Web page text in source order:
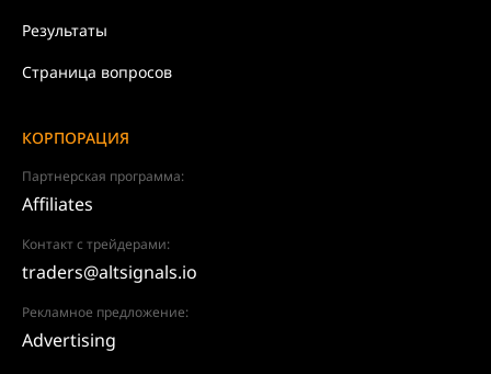
Результаты
Страница вопросов
КОРПОРАЦИЯ
Партнерская программа:
Affiliates
Контакт с трейдерами:
traders@altsignals.io
Рекламное предложение:
Advertising